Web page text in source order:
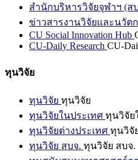
สำนักบริหารวิจัยจุฬาฯ (ส
ข่าวสารงานวิจัยและนวัต
CU Social Innovation Hub
CU-Daily Research CU-
ทุนวิจัย
ทุนวิจัย ทุนวิจัย
ทุนวิจัยในประเทศ ทุนวิจัย
ทุนวิจัยต่างประเทศ ทุนวิจั
ทุนวิจัย สบจ. ทุนวิจัย สบจ.